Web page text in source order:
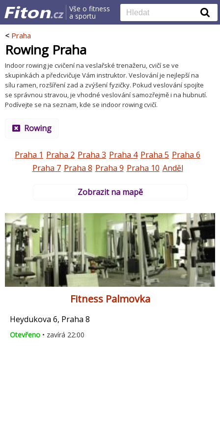
Vše o fitness
a sportu
< Praha
Rowing Praha
Indoor rowing je cvičení na veslařské trenažeru, cvičí se ve
skupinkách a předcvičuje Vám instruktor. Veslování je nejlepší na
sílu ramen, rozšíření zad a zvýšení fyzičky. Pokud veslování spojíte
se správnou stravou, je vhodné veslování samozřejmě i na hubnutí.
Podívejte se na seznam, kde se indoor rowing cvičí.
Rowing
Praha 1 Praha 2 Praha 3 Praha 4 Praha 5 Praha 6
Praha 7 Praha 8 Praha 9 Praha 10 Anděl
Zobrazit na mapě
Fitness Palmovka
Heydukova 6, Praha 8
Otevřeno • zavírá 22:00